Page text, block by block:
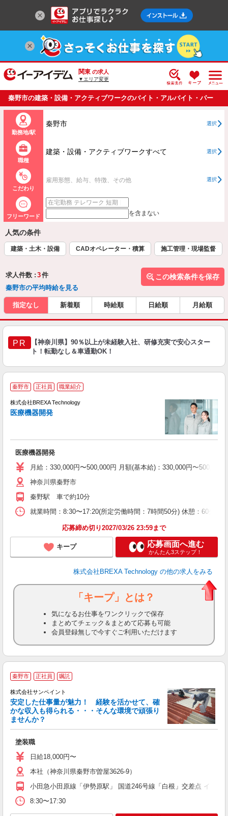
関東 の求人
▼エリア変更
秦野市の建築・設備・アクティブワークのバイト・アルバイト・パー
トの求人情報一覧
勤務地/駅
秦野市 選択
職種
建築・設備・アクティブワークすべて 選択
こだわり
雇用形態、給与、特徴、その他 選択
フリーワード を含まない
人気の条件
建築・土木・設備 CADオペレーター・積算 施工管理・現場監督
求人件数 : 3件
秦野市の平均時給を見る
この検索条件を保存
指定なし 新着順 時給順 日給順 月給順
PR
【神奈川県】90％以上が未経験入社、研修充実で安心スター
ト！転勤なし＆車通勤OK！
秦野市 正社員 職業紹介
株式会社BREXA Technology
医療機器開発
医療機器開発
月給：330,000円〜500,000円 月額(基本給)：330,000円〜
神奈川県秦野市
秦野駅 車で約10分
就業時間：8:30〜17:20(所定労働時間：7時間50分) 休憩：60分
応募締め切り2027/03/26 23:59まで
キープ 応募画面へ進む
かんたん3ステップ！
株式会社BREXA Technology の他の求人をみる
「キープ」とは？
気になるお仕事をワンクリックで保存
まとめてチェック＆まとめて応募も可能
会員登録無しで今すぐご利用いただけます
秦野市 正社員 嘱託
株式会社サンペイント
安定した仕事量が魅力！ 経験を活かせて、確
かな収入も得られる・・・そんな環境で頑張り
ませんか？
塗装職
日給18,000円〜
本社（神奈川県秦野市曽屋3626-9）
小田急小田原線「伊勢原駅」 国道246号線「白根」交差点 イオ
8:30〜17:30